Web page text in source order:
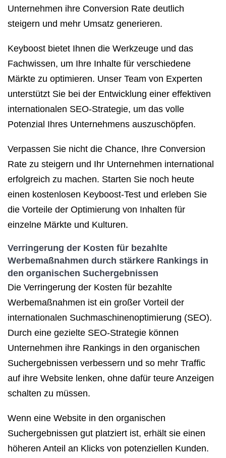
Unternehmen ihre Conversion Rate deutlich
steigern und mehr Umsatz generieren.
Keyboost bietet Ihnen die Werkzeuge und das
Fachwissen, um Ihre Inhalte für verschiedene
Märkte zu optimieren. Unser Team von Experten
unterstützt Sie bei der Entwicklung einer effektiven
internationalen SEO-Strategie, um das volle
Potenzial Ihres Unternehmens auszuschöpfen.
Verpassen Sie nicht die Chance, Ihre Conversion
Rate zu steigern und Ihr Unternehmen international
erfolgreich zu machen. Starten Sie noch heute
einen kostenlosen Keyboost-Test und erleben Sie
die Vorteile der Optimierung von Inhalten für
einzelne Märkte und Kulturen.
Verringerung der Kosten für bezahlte
Werbemaßnahmen durch stärkere Rankings in
den organischen Suchergebnissen
Die Verringerung der Kosten für bezahlte
Werbemaßnahmen ist ein großer Vorteil der
internationalen Suchmaschinenoptimierung (SEO).
Durch eine gezielte SEO-Strategie können
Unternehmen ihre Rankings in den organischen
Suchergebnissen verbessern und so mehr Traffic
auf ihre Website lenken, ohne dafür teure Anzeigen
schalten zu müssen.
Wenn eine Website in den organischen
Suchergebnissen gut platziert ist, erhält sie einen
höheren Anteil an Klicks von potenziellen Kunden.